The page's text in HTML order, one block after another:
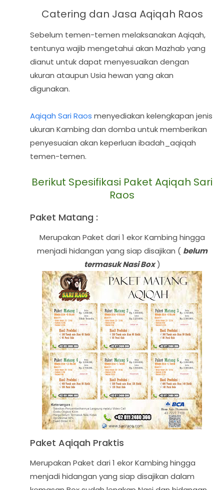
Catering dan Jasa Aqiqah Raos
Sebelum temen-temen melaksanakan Aqiqah,
tentunya wajib mengetahui akan Mazhab yang
dianut untuk dapat menyesuaikan dengan
ukuran ataupun Usia hewan yang akan
digunakan.
Aqiqah Sari Raos menyediakan kelengkapan jenis
ukuran Kambing dan domba untuk memberikan
penyesuaian akan keperluan ibadah_aqiqah
temen-temen.
Berikut Spesifikasi Paket Aqiqah Sari
Raos
Paket Matang :
Merupakan Paket dari 1 ekor Kambing hingga
menjadi hidangan yang siap disajikan ( belum
termasuk Nasi Box)
Paket Aqiqah Praktis
Merupakan Paket dari 1 ekor Kambing hingga
menjadi hidangan yang siap disajikan dalam